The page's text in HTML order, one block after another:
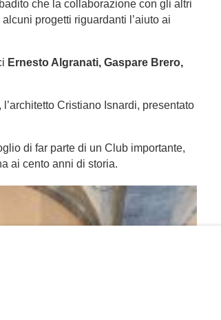
che la collaborazione con gli altri
progetti riguardanti l’aiuto ai
Ernesto Algranati, Gaspare Brero,
Cristiano Isnardi, presentato
di far parte di un Club importante,
ai cento anni di storia.